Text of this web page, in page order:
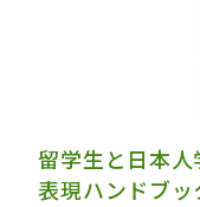
留学生と日本
表現ハンドブッ